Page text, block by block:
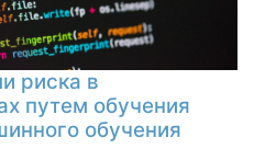
риска в
путем обучения
обучения